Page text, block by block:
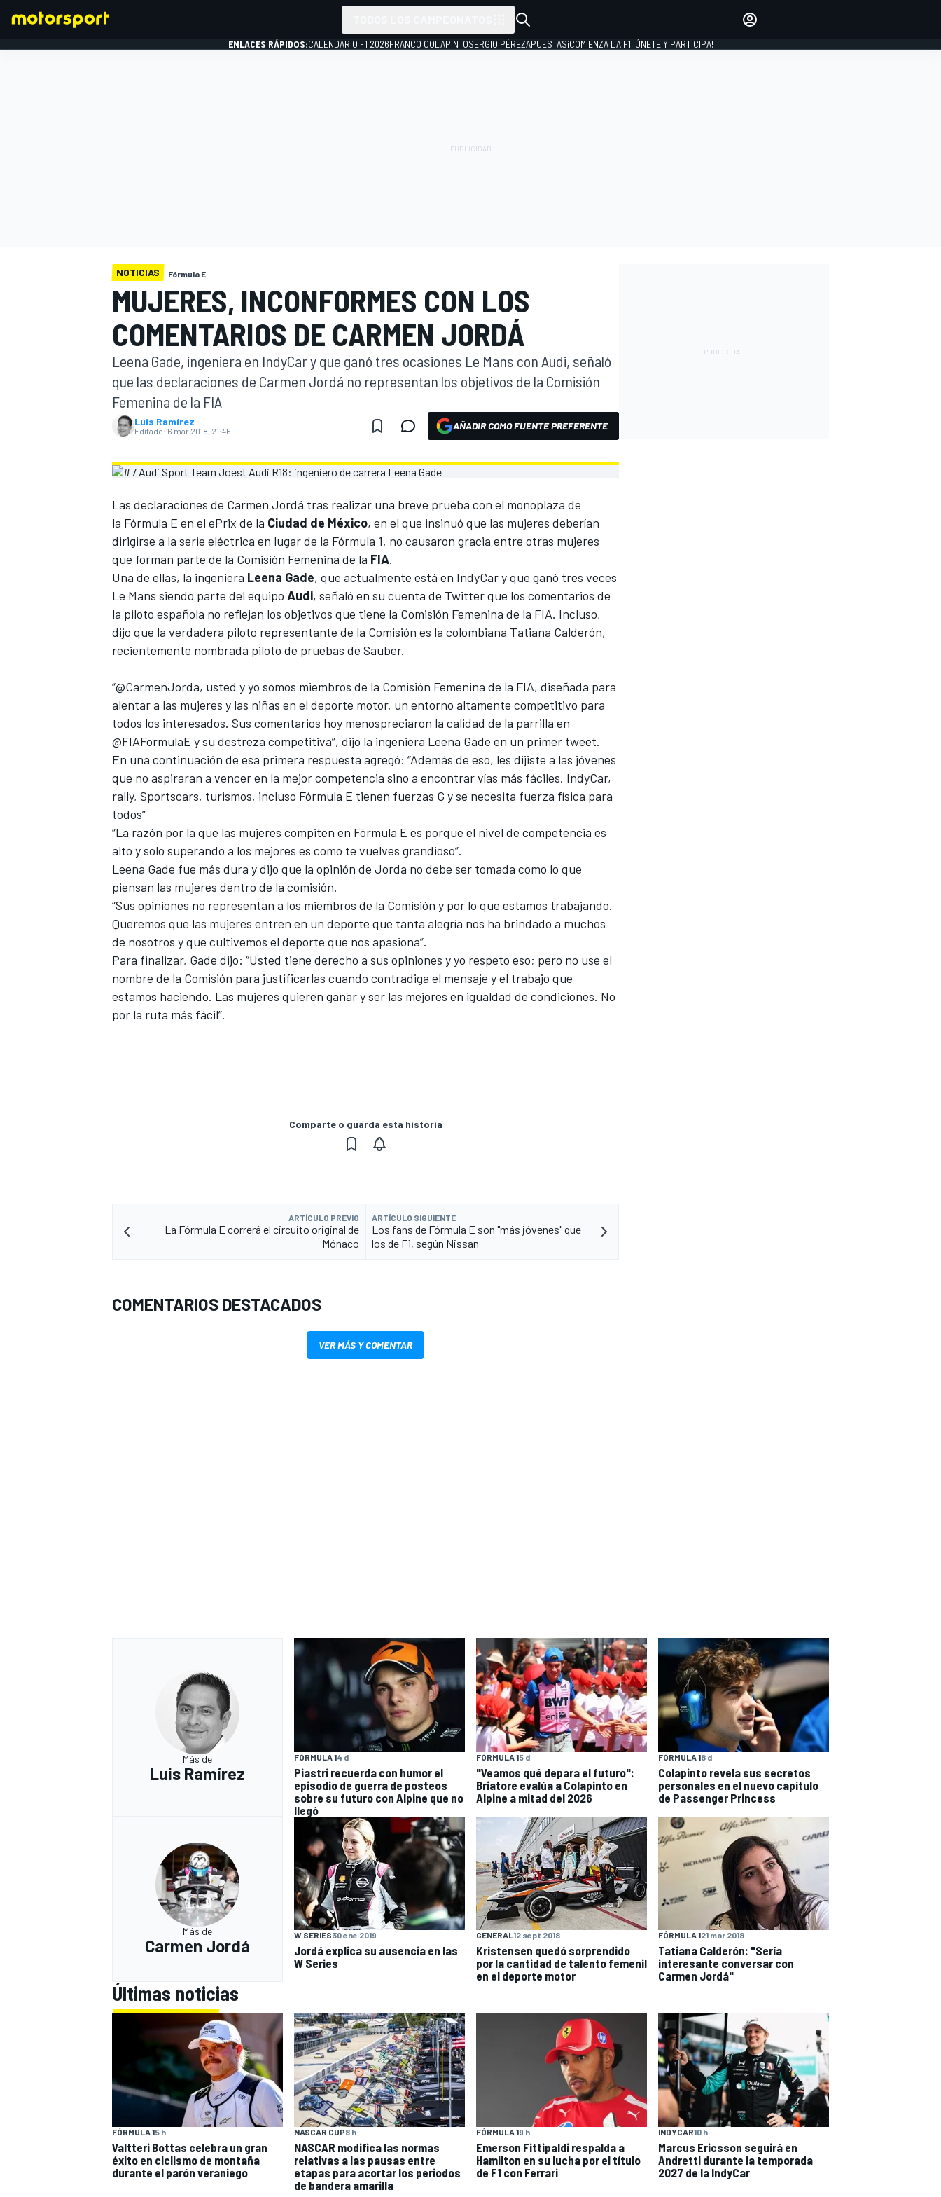
INDYCAR
MOTOGP
NASCAR CUP
FÓRMULA E
MÁS CATEGORÍAS
INICIAR SESIÓN
ENLACES RÁPIDOS:CALENDARIO F1 2026FRANCO COLAPINTOSERGIO PÉREZAPUESTAS¡COMIENZA LA F1, ÚNETE Y PARTICIPA!
NOTICIAS Fórmula E
MUJERES, INCONFORMES CON LOS
COMENTARIOS DE CARMEN JORDÁ
Leena Gade, ingeniera en IndyCar y que ganó tres ocasiones Le Mans con Audi, señaló
que las declaraciones de Carmen Jordá no representan los objetivos de la Comisión
Femenina de la FIA
Luis Ramírez
Editado: 6 mar 2018, 21:46 AÑADIR COMO FUENTE PREFERENTE
Las declaraciones de Carmen Jordá tras realizar una breve prueba con el monoplaza de
la Fórmula E en el ePrix de la Ciudad de México, en el que insinuó que las mujeres deberían
dirigirse a la serie eléctrica en lugar de la Fórmula 1, no causaron gracia entre otras mujeres
que forman parte de la Comisión Femenina de la FIA.
Una de ellas, la ingeniera Leena Gade, que actualmente está en IndyCary que ganó tres veces
Le Mans siendo parte del equipo Audi, señaló en su cuenta de Twitter que los comentarios de
la piloto española no reflejan los objetivos que tiene la Comisión Femenina de la FIA. Incluso,
dijo que la verdadera piloto representante de la Comisión es la colombiana Tatiana Calderón,
recientemente nombrada piloto de pruebas de Sauber.
“@CarmenJorda, usted y yo somos miembros de la Comisión Femenina de la FIA, diseñada para
alentar a las mujeres y las niñas en el deporte motor, un entorno altamente competitivo para
todos los interesados. Sus comentarios hoy menospreciaron la calidad de la parrilla en
@FIAFormulaE y su destreza competitiva”, dijo la ingeniera Leena Gade en un primer tweet.
En una continuación de esa primera respuesta agregó: “Además de eso, les dijiste a las jóvenes
que no aspiraran a vencer en la mejor competencia sino a encontrar vías más fáciles. IndyCar,
rally, Sportscars, turismos, incluso Fórmula E tienen fuerzas G y se necesita fuerza física para
todos”
“La razón por la que las mujeres compiten en Fórmula E es porque el nivel de competencia es
alto y solo superando a los mejores es como te vuelves grandioso”.
Leena Gade fue más dura y dijo que la opinión de Jorda no debe ser tomada como lo que
piensan las mujeres dentro de la comisión.
“Sus opiniones no representan a los miembros de la Comisión y por lo que estamos trabajando.
Queremos que las mujeres entren en un deporte que tanta alegría nos ha brindado a muchos
de nosotros y que cultivemos el deporte que nos apasiona”.
Para finalizar, Gade dijo: “Usted tiene derecho a sus opiniones y yo respeto eso; pero no use el
nombre de la Comisión para justificarlas cuando contradiga el mensaje y el trabajo que
estamos haciendo. Las mujeres quieren ganar y ser las mejores en igualdad de condiciones. No
por la ruta más fácil”.
Comparte o guarda esta historia
ARTÍCULO PREVIO
La Fórmula E correrá el circuito original de
Mónaco
ARTÍCULO SIGUIENTE
Los fans de Fórmula E son "más jóvenes" que
los de F1, según Nissan
COMENTARIOS DESTACADOS
VER MÁS Y COMENTAR
Más de
Luis Ramírez
FÓRMULA 14 d
Piastri recuerda con humor el
episodio de guerra de posteos
sobre su futuro con Alpine que no
llegó
FÓRMULA 15 d
"Veamos qué depara el futuro":
Briatore evalúa a Colapinto en
Alpine a mitad del 2026
FÓRMULA 18 d
Colapinto revela sus secretos
personales en el nuevo capítulo
de Passenger Princess
Más de
Carmen Jordá
W SERIES30 ene 2019
Jordá explica su ausencia en las
W Series
GENERAL12 sept 2018
Kristensen quedó sorprendido
por la cantidad de talento femenil
en el deporte motor
FÓRMULA 121 mar 2018
Tatiana Calderón: "Sería
interesante conversar con
Carmen Jordá"
Últimas noticias
FÓRMULA 15 h
Valtteri Bottas celebra un gran
éxito en ciclismo de montaña
durante el parón veraniego
NASCAR CUP8 h
NASCAR modifica las normas
relativas a las pausas entre
etapas para acortar los periodos
de bandera amarilla
FÓRMULA 19 h
Emerson Fittipaldi respalda a
Hamilton en su lucha por el título
de F1 con Ferrari
INDYCAR10 h
Marcus Ericsson seguirá en
Andretti durante la temporada
2027 de la IndyCar